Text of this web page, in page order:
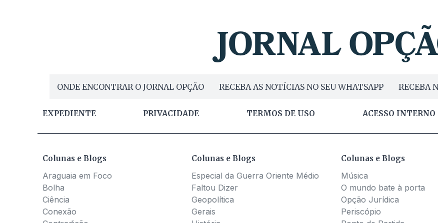
ONDE ENCONTRAR O JORNAL OPÇÃO RECEBA AS NOTÍCIAS NO SEU WHATSAPP RECEBA
EXPEDIENTE PRIVACIDADE TERMOS DE USO ACESSO INTERNO
Colunas e Blogs
Araguaia em Foco
Bolha
Ciência
Conexão
Colunas e Blogs
Especial da Guerra Oriente Médio
Faltou Dizer
Geopolítica
Gerais
Colunas e Blogs
Música
O mundo bate à porta
Opção Jurídica
Periscópio